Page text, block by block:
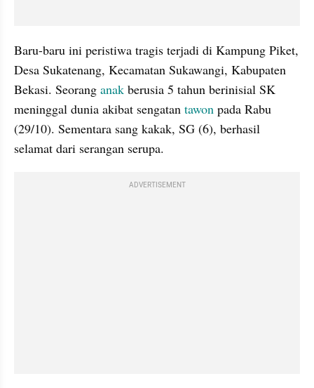
Baru-baru ini peristiwa tragis terjadi di Kampung Piket,
Desa Sukatenang, Kecamatan Sukawangi, Kabupaten
Bekasi. Seorang anak berusia 5 tahun berinisial SK
meninggal dunia akibat sengatan tawon pada Rabu
(29/10). Sementara sang kakak, SG (6), berhasil
selamat dari serangan serupa.
ADVERTISEMENT